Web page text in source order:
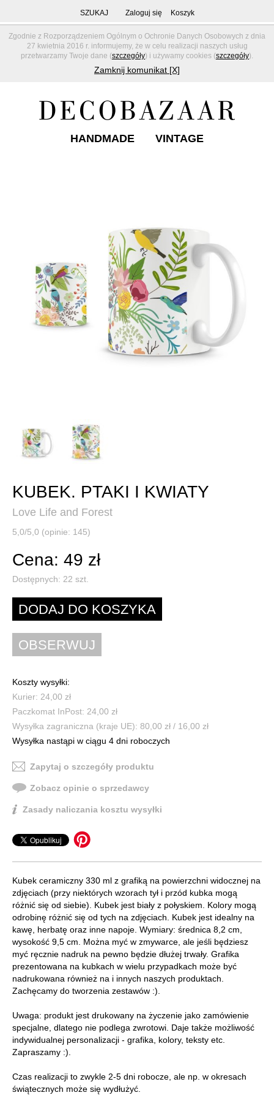
Zgodnie z Rozporządzeniem Ogólnym o Ochronie Danych Osobowych z dnia
27 kwietnia 2016 r. informujemy, że w celu realizacji naszych usług
przetwarzamy Twoje dane (szczegóły) i używamy cookies (szczegóły).
Zamknij komunikat [X]
SZUKAJ Zaloguj się Koszyk
HANDMADE VINTAGE
KUBEK. PTAKI I KWIATY
Love Life and Forest
5,0/5,0 (opinie: 145)
Cena: 49 zł
Dostępnych: 22 szt.
Koszty wysyłki:
Kurier: 24,00 zł
Paczkomat InPost: 24,00 zł
Wysyłka zagraniczna (kraje UE): 80,00 zł / 16,00 zł
Wysyłka nastąpi w ciągu 4 dni roboczych
Zapytaj o szczegóły produktu
Zobacz opinie o sprzedawcy
Zasady naliczania kosztu wysyłki
Kubek ceramiczny 330 ml z grafiką na powierzchni widocznej na
zdjęciach (przy niektórych wzorach tył i przód kubka mogą
różnić się od siebie). Kubek jest biały z połyskiem. Kolory mogą
odrobinę różnić się od tych na zdjęciach. Kubek jest idealny na
kawę, herbatę oraz inne napoje. Wymiary: średnica 8,2 cm,
wysokość 9,5 cm. Można myć w zmywarce, ale jeśli będziesz
myć ręcznie nadruk na pewno będzie dłużej trwały. Grafika
prezentowana na kubkach w wielu przypadkach może być
nadrukowana również na i innych naszych produktach.
Zachęcamy do tworzenia zestawów :).
Uwaga: produkt jest drukowany na życzenie jako zamówienie
specjalne, dlatego nie podlega zwrotowi. Daje także możliwość
indywidualnej personalizacji - grafika, kolory, teksty etc.
Zapraszamy :).
Czas realizacji to zwykle 2-5 dni robocze, ale np. w okresach
świątecznych może się wydłużyć.